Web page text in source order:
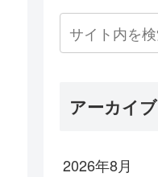
アーカイブ
2026年8月